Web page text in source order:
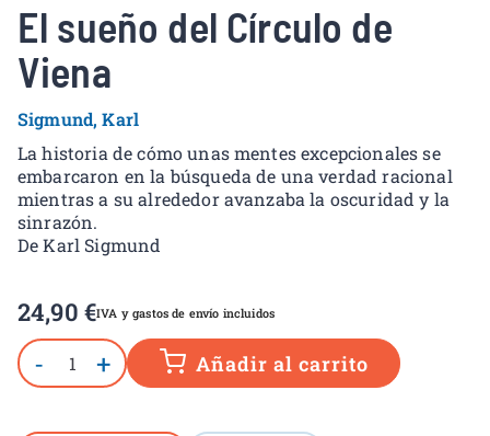
El sueño del Círculo de
Viena
Sigmund, Karl
La historia de cómo unas mentes excepcionales se
embarcaron en la búsqueda de una verdad racional
mientras a su alrededor avanzaba la oscuridad y la
sinrazón.
De Karl Sigmund
24,90 €IVA y gastos de envío incluidos
- + Añadir al carrito